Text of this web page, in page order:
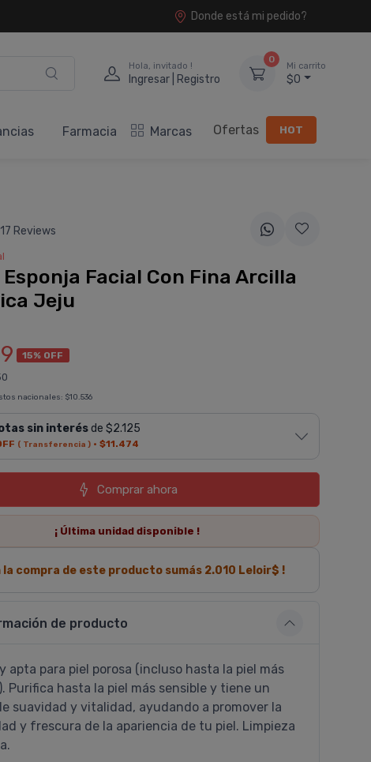
Donde está mi pedido?
Hola, invitado !
Ingresar | Registro
0
Mi carrito
$0
Farmacia Marcas Ofertas HOT
17 Reviews
Esponja Facial Con Fina Arcilla
Jeju
15% OFF
nacionales: $10.536
sin interésde $2.125
( Transferencia )· $11.474
Comprar ahora
¡ Última unidaddisponible !
la compra de este producto sumás 2.010 Leloir$ !
de producto
apta para piel porosa (incluso hasta la piel más
Purifica hasta la piel más sensible y tiene un
suavidad y vitalidad, ayudando a promover la
y frescura de la apariencia de tu piel. Limpieza